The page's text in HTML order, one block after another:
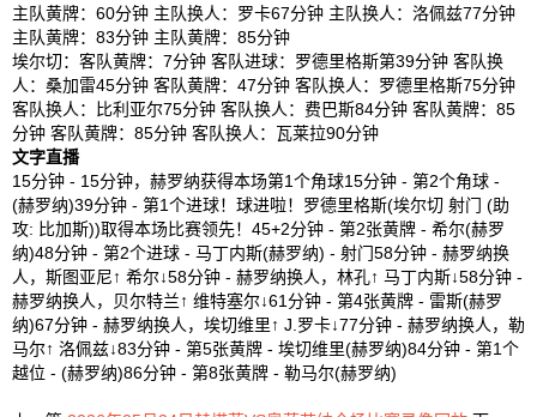
主队黄牌：60分钟 主队换人：罗卡67分钟 主队换人：洛佩兹77分钟
主队黄牌：83分钟 主队黄牌：85分钟
埃尔切：客队黄牌：7分钟 客队进球：罗德里格斯第39分钟 客队换
人：桑加雷45分钟 客队黄牌：47分钟 客队换人：罗德里格斯75分钟
客队换人：比利亚尔75分钟 客队换人：费巴斯84分钟 客队黄牌：85
分钟 客队黄牌：85分钟 客队换人：瓦莱拉90分钟
文字直播
15分钟 - 15分钟，赫罗纳获得本场第1个角球15分钟 - 第2个角球 -
(赫罗纳)39分钟 - 第1个进球！球进啦！罗德里格斯(埃尔切 射门 (助
攻: 比加斯))取得本场比赛领先！45+2分钟 - 第2张黄牌 - 希尔(赫罗
纳)48分钟 - 第2个进球 - 马丁内斯(赫罗纳) - 射门58分钟 - 赫罗纳换
人，斯图亚尼↑ 希尔↓58分钟 - 赫罗纳换人，林孔↑ 马丁内斯↓58分钟 -
赫罗纳换人，贝尔特兰↑ 维特塞尔↓61分钟 - 第4张黄牌 - 雷斯(赫罗
纳)67分钟 - 赫罗纳换人，埃切维里↑ J.罗卡↓77分钟 - 赫罗纳换人，勒
马尔↑ 洛佩兹↓83分钟 - 第5张黄牌 - 埃切维里(赫罗纳)84分钟 - 第1个
越位 - (赫罗纳)86分钟 - 第8张黄牌 - 勒马尔(赫罗纳)